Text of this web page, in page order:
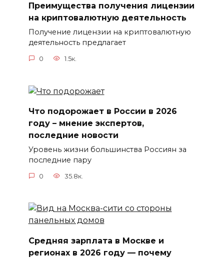
Преимущества получения лицензии
на криптовалютную деятельность
Получение лицензии на криптовалютную
деятельность предлагает
0 1.5к.
Что подорожает в России в 2026
году – мнение экспертов,
последние новости
Уровень жизни большинства Россиян за
последние пару
0 35.8к.
Средняя зарплата в Москве и
регионах в 2026 году — почему